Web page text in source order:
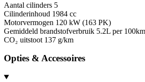
Aantal cilinders 5
Cilinderinhoud 1984 cc
Motorvermogen 120 kW (163 PK)
Gemiddeld brandstofverbruik 5.2L per 100km
CO₂ uitstoot 137 g/km
Opties & Accessoires